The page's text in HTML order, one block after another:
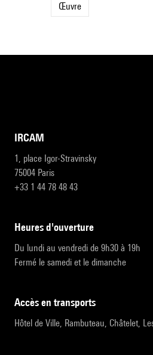
Œuvre
IRCAM
1, place Igor-Stravinsky
75004 Paris
+33 1 44 78 48 43
heures d'ouverture
Du lundi au vendredi de 9h30 à 19h
Fermé le samedi et le dimanche
accès en transports
Hôtel de Ville, Rambuteau, Châtelet,